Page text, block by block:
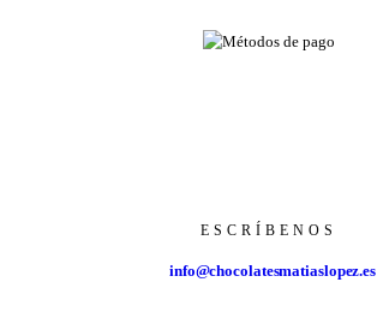
ESCRÍBENOS
info@chocolatesmatiaslopez.es